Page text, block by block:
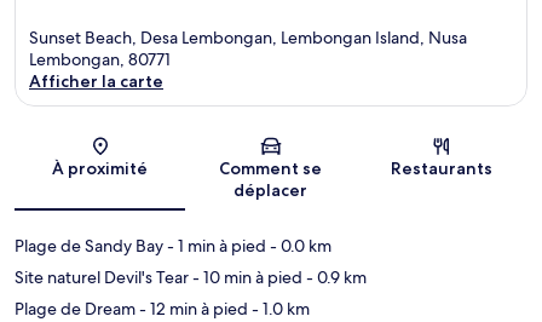
Sunset Beach, Desa Lembongan, Lembongan Island, Nusa
Lembongan, 80771
Afficher la carte
À proximité
Comment se
déplacer
Restaurants
Plage de Sandy Bay- 1 min à pied - 0.0 km
Site naturel Devil's Tear- 10 min à pied - 0.9 km
Plage de Dream- 12 min à pied - 1.0 km